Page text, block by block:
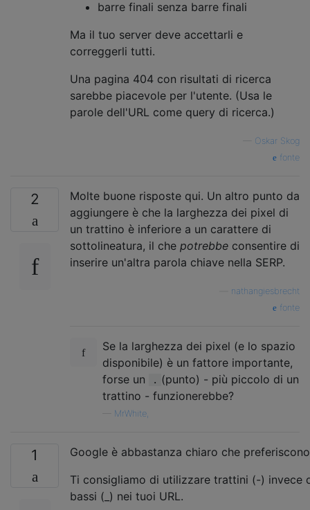
barre finali senza barre finali
Ma il tuo server deve accettarli e
correggerli tutti.
Una pagina 404 con risultati di ricerca
sarebbe piacevole per l'utente. (Usa le
parole dell'URL come query di ricerca.)
Oskar Skog
fonte
2
Molte buone risposte qui. Un altro punto da
aggiungere è che la larghezza dei pixel di
un trattino è inferiore a un carattere di
sottolineatura, il che potrebbe consentire di
inserire un'altra parola chiave nella SERP.
nathangiesbrecht
fonte
Se la larghezza dei pixel (e lo spazio
disponibile) è un fattore importante,
forse un
. (punto) - più piccolo di un
trattino - funzionerebbe?
MrWhite,
1
Google è abbastanza chiaro che
Ti consigliamo di utilizzare trattini (-) invece
bassi (_) nei tuoi URL.